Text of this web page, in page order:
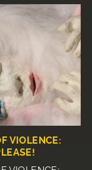
VIOLENCE: